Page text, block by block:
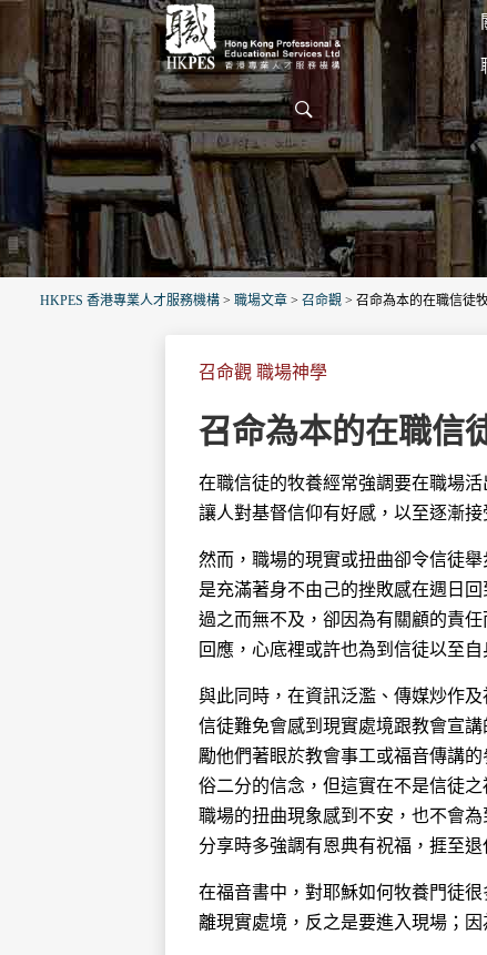
HKPES 香港專業人才服務機構 > 職場文章 > 召命觀 > 召命為本的在職信徒
召命觀 職場神學
召命為本的在職信
在職信徒的牧養經常強調要在職場
讓人對基督信仰有好感，以至逐漸
然而，職場的現實或扭曲卻令信徒
是充滿著身不由己的挫敗感在週日
過之而無不及，卻因為有關顧的責
回應，心底裡或許也為到信徒以至
與此同時，在資訊泛濫、傳媒炒作
信徒難免會感到現實處境跟教會宣
勵他們著眼於教會事工或福音傳講
俗二分的信念，但這實在不是信徒
職場的扭曲現象感到不安，也不會
分享時多強調有恩典有祝福，捱至
在福音書中，對耶穌如何牧養門徒
離現實處境，反之是要進入現場；